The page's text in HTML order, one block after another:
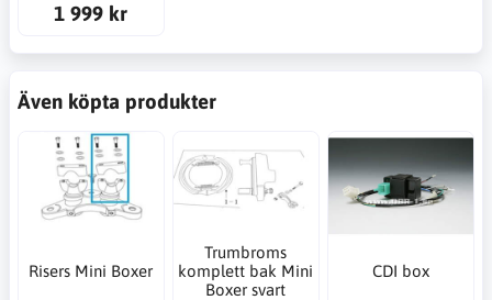
1 999 kr
Även köpta produkter
Risers Mini Boxer
Trumbroms
komplett bak Mini
Boxer svart
CDI box